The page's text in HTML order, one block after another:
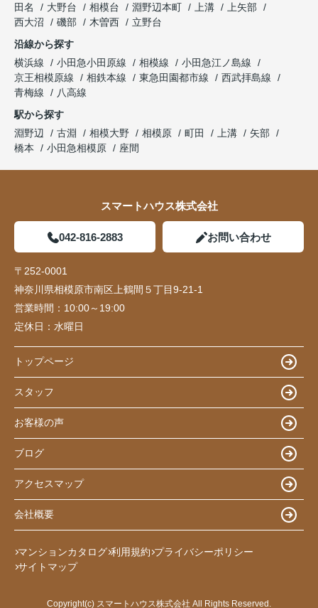
田名
大野台 相模台 淵野辺本町 上溝
上矢部
西大沼
磯部 木曽西
立野台
沿線から探す
横浜線
小田急小田原線 相模線
小田急江ノ島線
京王相模原線
相鉄本線 東急田園都市線
西武拝島線
青梅線
八高線
駅から探す
淵野辺
古淵 相模大野 相模原 町田 上溝
矢部
橋本
小田急相模原 座間
スマートハウス株式会社
042-816-2883 お問い合わせ
〒252-0001
神奈川県相模原市南区上鶴間５丁目9-21-1
営業時間： 10:00～19:00
定休日： 水曜日
トップページ
スタッフ
お客様の声
ブログ
アクセスマップ
会社概要
マンションカタログ 利用規約 プライバシーポリシー
サイトマップ
Copyright(c) スマートハウス株式会社 All Rights Reserved.